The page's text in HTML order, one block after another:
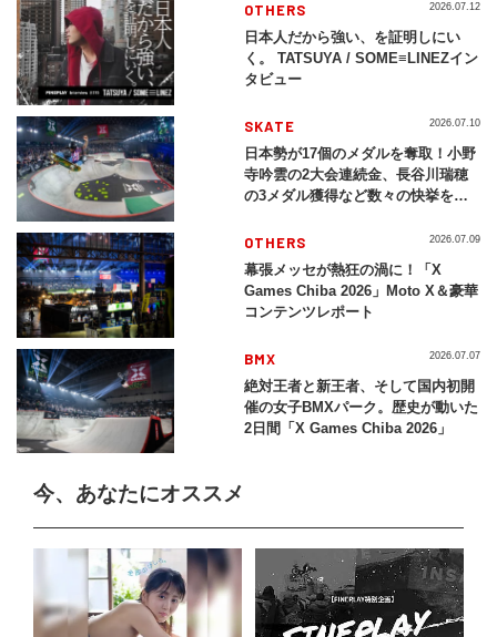
OTHERS
日本人だから強い、を証明しにい
く。 TATSUYA / SOME≡LINEZイン
タビュー
2026.07.12
SKATE
日本勢が17個のメダルを奪取！小野
寺吟雲の2大会連続金、長谷川瑞穂
の3メダル獲得など数々の快挙をプ
2026」
2026.07.10
OTHERS
幕張メッセが熱狂の渦に！「X
Games Chiba 2026」Moto X＆豪華
コンテンツレポート
2026.07.09
BMX
絶対王者と新王者、そして国内初開
催の女子BMXパーク。歴史が動いた
2日間「X Games Chiba 2026」
2026.07.07
今、あなたにオススメ